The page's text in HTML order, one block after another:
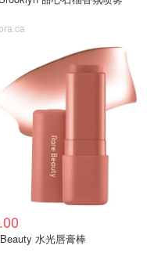
水光唇膏棒